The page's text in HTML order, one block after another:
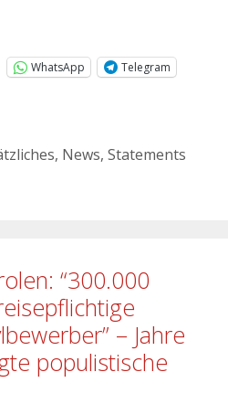
WhatsApp
Telegram
, News, Statements
“300.000
– Jahre
populistische